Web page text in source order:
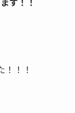
！！